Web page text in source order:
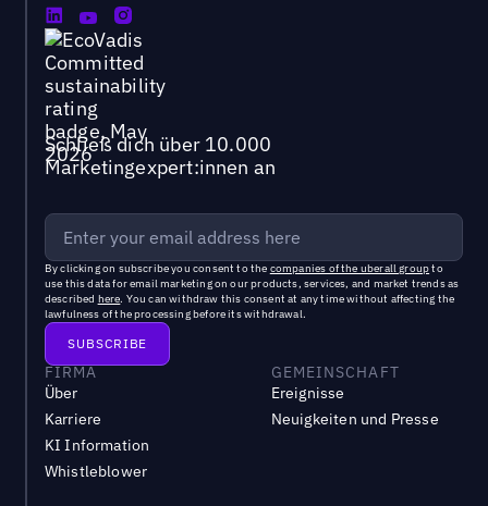
Schließ dich über 10.000
Marketingexpert:innen an
By clicking on subscribe you consent to the companies of the uberall groupto
use this data for email marketing on our products, services, and market trends as
described here. You can withdraw this consent at any time without affecting the
lawfulness of the processing before its withdrawal.
FIRMA
Über
Karriere
KI Information
Whistleblower
GEMEINSCHAFT
Ereignisse
Neuigkeiten und Presse